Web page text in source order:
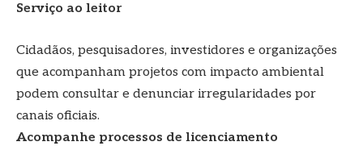
Serviço ao leitor
Cidadãos, pesquisadores, investidores e organizações
que acompanham projetos com impacto ambiental
podem consultar e denunciar irregularidades por
canais oficiais.
Acompanhe processos de licenciamento